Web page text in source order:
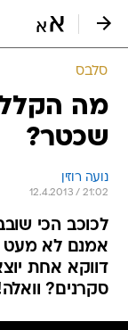
סלבס
מה
שכטר?
נועה רוזין
12.4.2013 / 21:02
לכוכב הכי
אמנם לא מעט
דווקא אחת
סקרנים?